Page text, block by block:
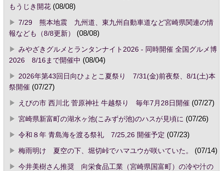
もうじき開花(08/08)
7/29 熊本地震 九州道、東九州自動車道など宮崎県関連の情
報なども（8/8更新）
(08/08)
みやざきグルメとランタンナイト2026 - 同時開催 全国グルメ博
2026 8/16まで開催中 (08/04)
2026年第43回日向ひょとこ夏祭り 7/31(金)前夜祭、8/1(土)本
祭開催(07/27)
えびの市 西川北 菅原神社 牛越祭り 毎年7月28日開催(07/27)
宮崎県新富町の湖水ヶ池(こみずが池)のハスが見頃に (07/26)
令和８年 青島海を渡る祭礼 7/25,26 開催予定 (07/23)
梅雨明け 夏空の下、堀切峠でハマユウが咲いていた。
(07/14)
今井美樹さん推奨 向栄食品工業（宮崎県国富町）の冷や汁の